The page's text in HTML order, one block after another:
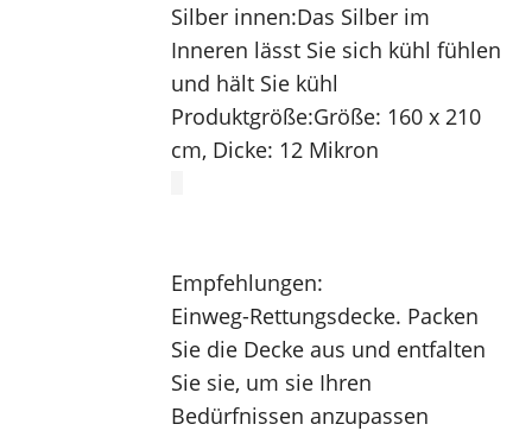
Silber innen:Das Silber im
Inneren lässt Sie sich kühl fühlen
und hält Sie kühl
Produktgröße:Größe: 160 x 210
cm, Dicke: 12 Mikron
Empfehlungen:
Einweg-Rettungsdecke. Packen
Sie die Decke aus und entfalten
Sie sie, um sie Ihren
Bedürfnissen anzupassen